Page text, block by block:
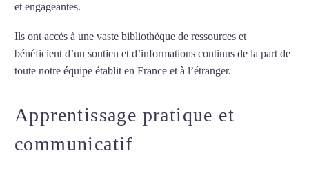
et engageantes.
Ils ont accès à une vaste bibliothèque de ressources et
bénéficient d’un soutien et d’informations continus de la part de
toute notre équipe établit en France et à l’étranger.
Apprentissage pratique et
communicatif